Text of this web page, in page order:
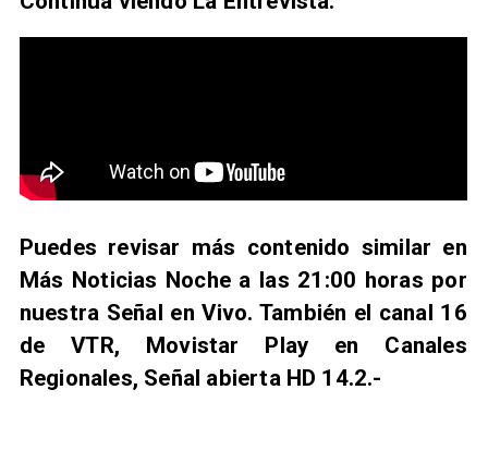
Puedes revisar más contenido similar en
Más Noticias Noche a las 21:00 horas por
nuestra Señal en Vivo. También el canal 16
de VTR, Movistar Play en Canales
Regionales, Señal abierta HD 14.2.-